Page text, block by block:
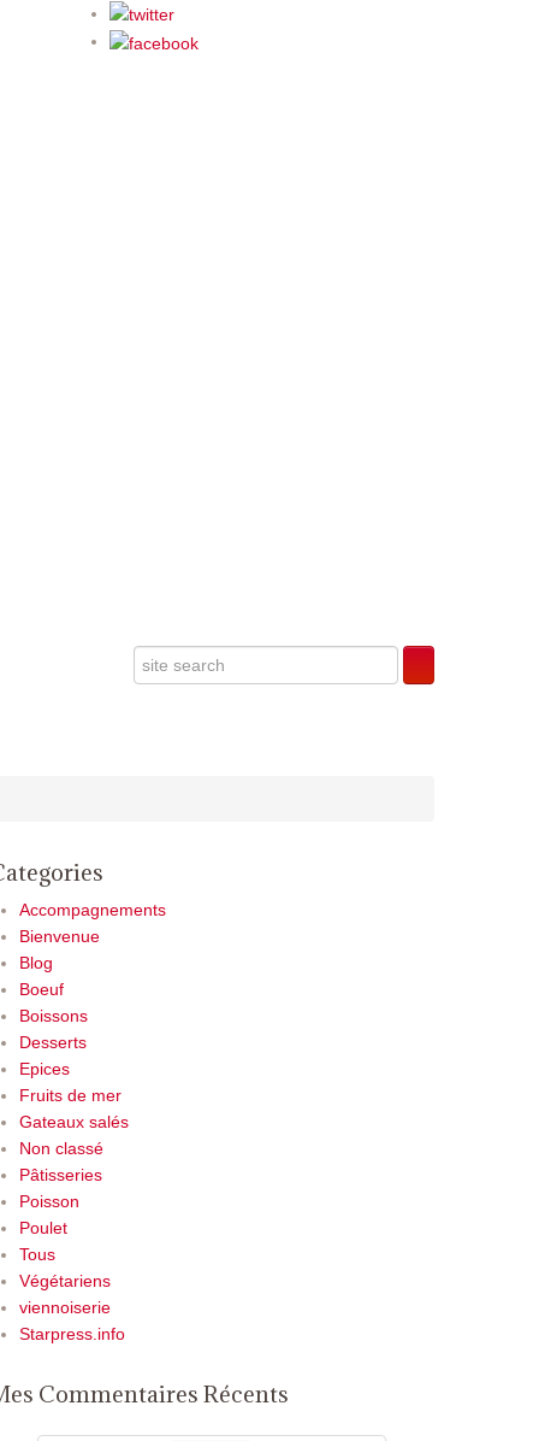
Accompagnements
Bienvenue
Blog
Boeuf
Boissons
Desserts
Epices
Fruits de mer
Gateaux salés
Non classé
Pâtisseries
Poisson
Poulet
Tous
Végétariens
viennoiserie
Starpress.info
Commentaires Récents